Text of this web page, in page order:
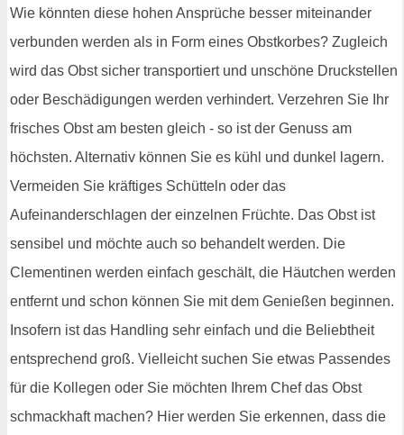
Wie könnten diese hohen Ansprüche besser miteinander
verbunden werden als in Form eines Obstkorbes? Zugleich
wird das Obst sicher transportiert und unschöne Druckstellen
oder Beschädigungen werden verhindert. Verzehren Sie Ihr
frisches Obst am besten gleich - so ist der Genuss am
höchsten. Alternativ können Sie es kühl und dunkel lagern.
Vermeiden Sie kräftiges Schütteln oder das
Aufeinanderschlagen der einzelnen Früchte. Das Obst ist
sensibel und möchte auch so behandelt werden. Die
Clementinen werden einfach geschält, die Häutchen werden
entfernt und schon können Sie mit dem Genießen beginnen.
Insofern ist das Handling sehr einfach und die Beliebtheit
entsprechend groß. Vielleicht suchen Sie etwas Passendes
für die Kollegen oder Sie möchten Ihrem Chef das Obst
schmackhaft machen? Hier werden Sie erkennen, dass die